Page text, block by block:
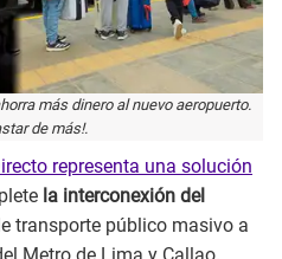
más dinero al nuevo aeropuerto.
de más!.
representa una solución
la interconexión del
transporte público masivo a